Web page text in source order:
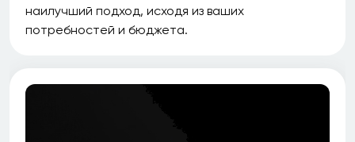
наилучший подход, исходя из ваших
потребностей и бюджета.